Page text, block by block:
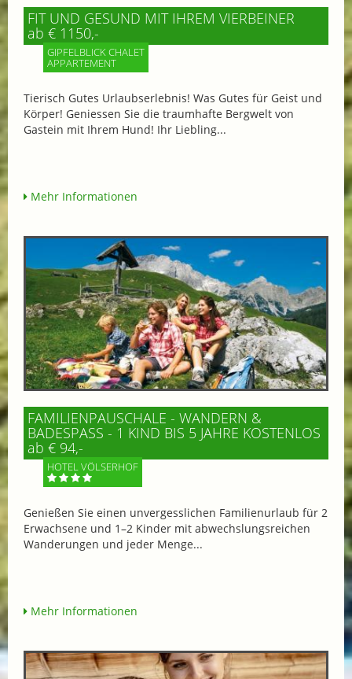
FIT UND GESUND MIT IHREM VIERBEINER
ab € 1150,-
GIPFELBLICK CHALET
APPARTEMENT
Tierisch Gutes Urlaubserlebnis! Was Gutes für Geist und
Körper! Geniessen Sie die traumhafte Bergwelt von
Gastein mit Ihrem Hund! Ihr Liebling...
Mehr Informationen
FAMILIENPAUSCHALE - WANDERN &
BADESPASS - 1 KIND BIS 5 JAHRE KOSTENLOS
ab € 94,-
HOTEL VÖLSERHOF
Genießen Sie einen unvergesslichen Familienurlaub für 2
Erwachsene und 1–2 Kinder mit abwechslungsreichen
Wanderungen und jeder Menge...
Mehr Informationen